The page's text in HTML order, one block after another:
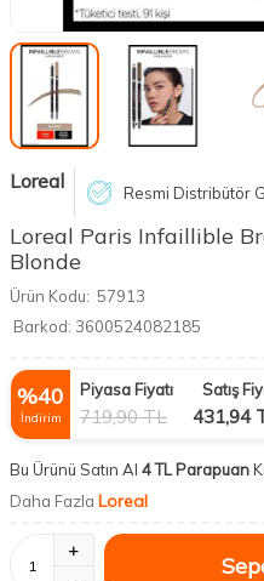
Loreal Resmi Distribütör
Loreal Paris Infaillible
Blonde
Ürün Kodu: 57913
Barkod: 3600524082185
%40
İndirim
Piyasa Fiyatı
719,90TL
Satış
431,94
Bu Ürünü Satın Al 4 TL Parapuan
Daha Fazla Loreal